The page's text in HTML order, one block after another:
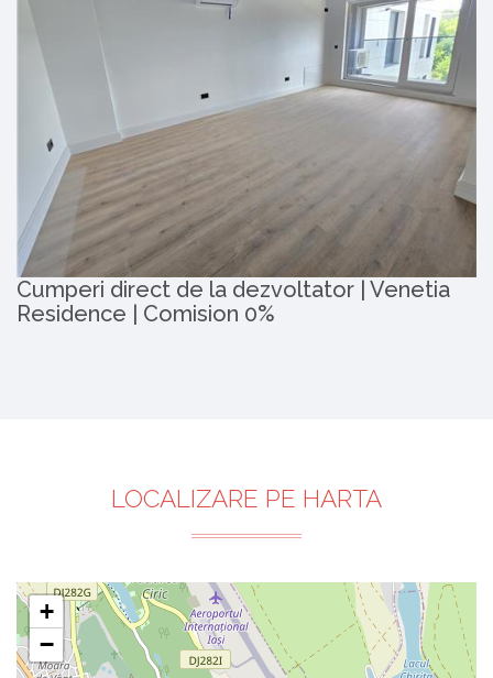
Cumperi direct de la dezvoltator | Venetia
Residence | Comision 0%
LOCALIZARE PE HARTA
+
−